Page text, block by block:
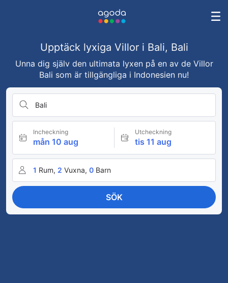
Upptäck lyxiga Villor i Bali, Bali
Unna dig själv den ultimata lyxen på en av de Villor
Bali som är tillgängliga i Indonesien nu!
Bali
Incheckning
mån 10 aug
Utcheckning
tis 11 aug
1 Rum, 2 Vuxna, 0 Barn
SÖK